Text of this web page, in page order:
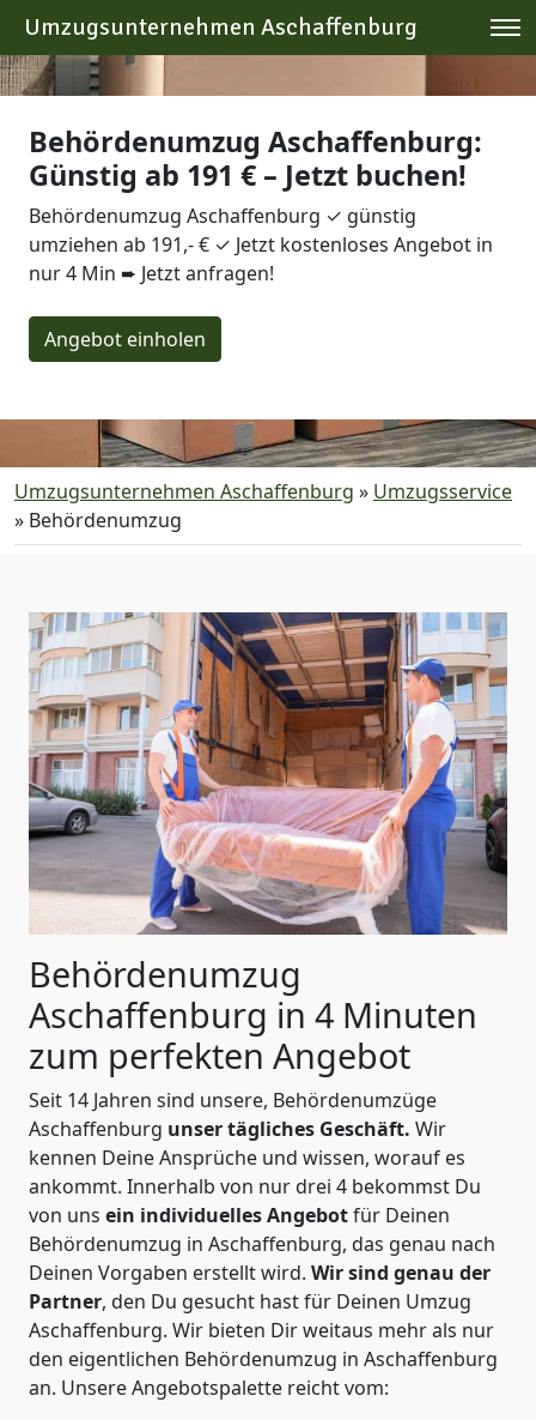
Umzugsunternehmen Aschaffenburg
Behördenumzug Aschaffenburg:
Günstig ab 191 € – Jetzt buchen!
Behördenumzug Aschaffenburg ✓ günstig
umziehen ab 191,- € ✓ Jetzt kostenloses Angebot in
nur 4 Min ➨ Jetzt anfragen!
Angebot einholen
Umzugsunternehmen Aschaffenburg » Umzugsservice
» Behördenumzug
Behördenumzug
Aschaffenburg in 4 Minuten
zum perfekten Angebot
Seit 14 Jahren sind unsere, Behördenumzüge
Aschaffenburg unser tägliches Geschäft. Wir
kennen Deine Ansprüche und wissen, worauf es
ankommt. Innerhalb von nur drei 4 bekommst Du
von uns ein individuelles Angebotfür Deinen
Behördenumzug in Aschaffenburg, das genau nach
Deinen Vorgaben erstellt wird. Wir sind genau der
Partner, den Du gesucht hast für Deinen Umzug
Aschaffenburg. Wir bieten Dir weitaus mehr als nur
den eigentlichen Behördenumzug in Aschaffenburg
an. Unsere Angebotspalette reicht vom: